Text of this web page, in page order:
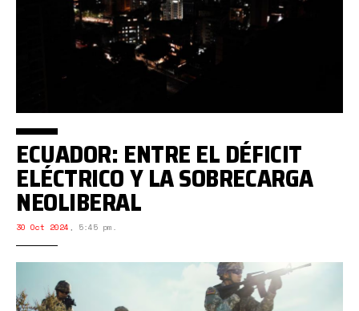
ECUADOR: ENTRE EL DÉFICIT
ELÉCTRICO Y LA SOBRECARGA
NEOLIBERAL
30 Oct 2024 , 5:45 pm.